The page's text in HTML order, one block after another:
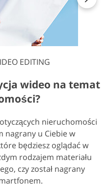
EDITING
wideo na temat
nieruchomości
nagrany u Ciebie w
będziesz oglądać w
rodzajem materiału
czy został nagrany